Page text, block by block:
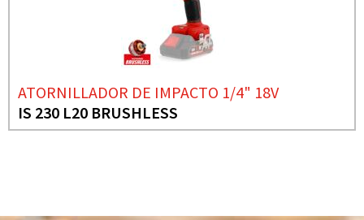
ATORNILLADOR DE IMPACTO 1/4" 18V
IS 230 L20 BRUSHLESS